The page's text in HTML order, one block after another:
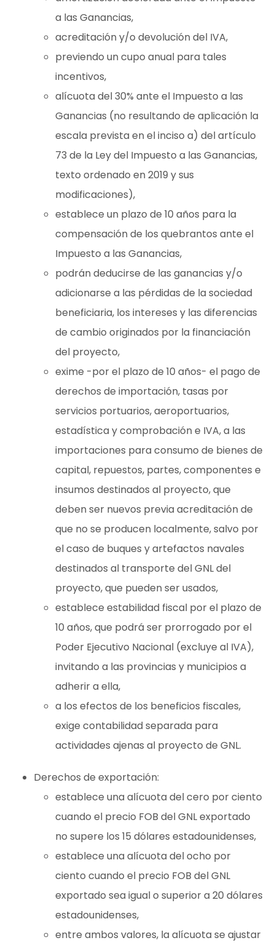
a las Ganancias,
acreditación y/o devolución del IVA,
previendo un cupo anual para tales
incentivos,
alícuota del 30% ante el Impuesto a las
Ganancias (no resultando de aplicación la
escala prevista en el inciso a) del artículo
73 de la Ley del Impuesto a las Ganancias,
texto ordenado en 2019 y sus
modificaciones),
establece un plazo de 10 años para la
compensación de los quebrantos ante el
Impuesto a las Ganancias,
podrán deducirse de las ganancias y/o
adicionarse a las pérdidas de la sociedad
beneficiaria, los intereses y las diferencias
de cambio originados por la financiación
del proyecto,
exime -por el plazo de 10 años- el pago de
derechos de importación, tasas por
servicios portuarios, aeroportuarios,
estadística y comprobación e IVA, a las
importaciones para consumo de bienes de
capital, repuestos, partes, componentes e
insumos destinados al proyecto, que
deben ser nuevos previa acreditación de
que no se producen localmente, salvo por
el caso de buques y artefactos navales
destinados al transporte del GNL del
proyecto, que pueden ser usados,
establece estabilidad fiscal por el plazo de
10 años, que podrá ser prorrogado por el
Poder Ejecutivo Nacional (excluye al IVA),
invitando a las provincias y municipios a
adherir a ella,
a los efectos de los beneficios fiscales,
exige contabilidad separada para
actividades ajenas al proyecto de GNL.
Derechos de exportación:
establece una alícuota del cero por ciento
cuando el precio FOB del GNL exportado
no supere los 15 dólares estadounidenses,
establece una alícuota del ocho por
ciento cuando el precio FOB del GNL
exportado sea igual o superior a 20 dólares
estadounidenses,
entre ambos valores, la alícuota se ajustar